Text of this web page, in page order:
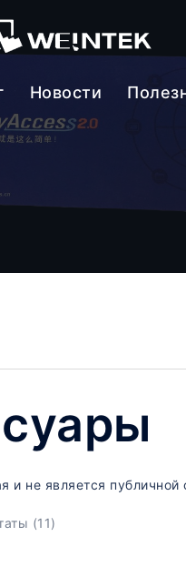
Новости
и не является публичной
(11)